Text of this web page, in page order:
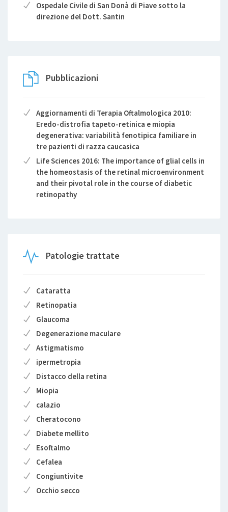
Ospedale Civile di San Donà di Piave sotto la
direzione del Dott. Santin
Pubblicazioni
Aggiornamenti di Terapia Oftalmologica 2010:
Eredo-distrofia tapeto-retinica e miopia
degenerativa: variabilità fenotipica familiare in
tre pazienti di razza caucasica
Life Sciences 2016: The importance of glial cells in
the homeostasis of the retinal microenvironment
and their pivotal role in the course of diabetic
retinopathy
Patologie trattate
Cataratta
Retinopatia
Glaucoma
Degenerazione maculare
Astigmatismo
ipermetropia
Distacco della retina
Miopia
calazio
Cheratocono
Diabete mellito
Esoftalmo
Cefalea
Congiuntivite
Occhio secco